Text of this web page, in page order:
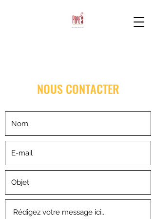
NOUS CONTACTER